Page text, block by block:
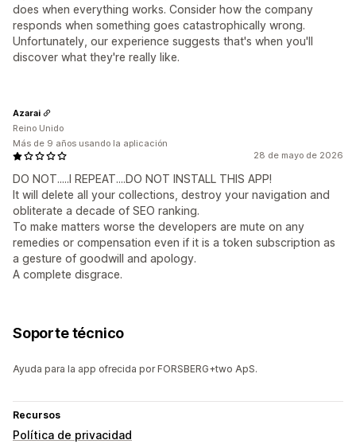
does when everything works. Consider how the company
responds when something goes catastrophically wrong.
Unfortunately, our experience suggests that's when you'll
discover what they're really like.
28 de mayo de 2026
DO NOT.....I REPEAT....DO NOT INSTALL THIS APP!
It will delete all your collections, destroy your navigation and
obliterate a decade of SEO ranking.
To make matters worse the developers are mute on any
remedies or compensation even if it is a token subscription as
a gesture of goodwill and apology.
A complete disgrace.
Azarai
Reino Unido
Más de 9 años usando la aplicación
Soporte técnico
Ayuda para la app ofrecida por FORSBERG+two ApS.
Recursos
Política de privacidad